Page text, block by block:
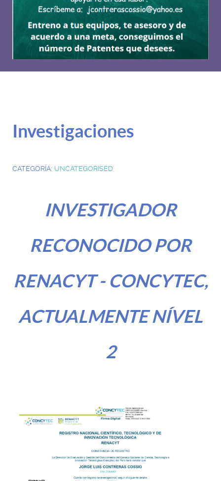
Investigaciones
CATEGORÍA: UNCATEGORISED
INVESTIGADOR
RECONOCIDO POR
RENACYT - CONCYTEC,
ACTUALMENTE NÍVEL
2